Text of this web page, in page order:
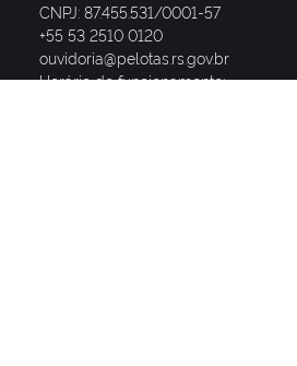
CNPJ: 87.455.531/0001-57
+55 53 2510 0120
ouvidoria@pelotas.rs.gov.br
Horário de funcionamento: